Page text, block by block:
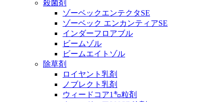
殺菌剤
ゾーベックエンテクタSE
ゾーベック エンカンティアSE
インダーフロアブル
ビームゾル
ビームエイトゾル
除草剤
ロイヤント乳剤
ノブレクト乳剤
ウィードコア1㌔粒剤